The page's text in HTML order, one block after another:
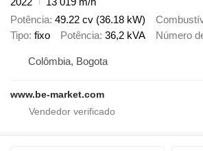
Potência 49.22 cv (36.18 kW)
Tipo fixo Potência 36,2 kVA Número
Colômbia, Bogota
www.be-market.com